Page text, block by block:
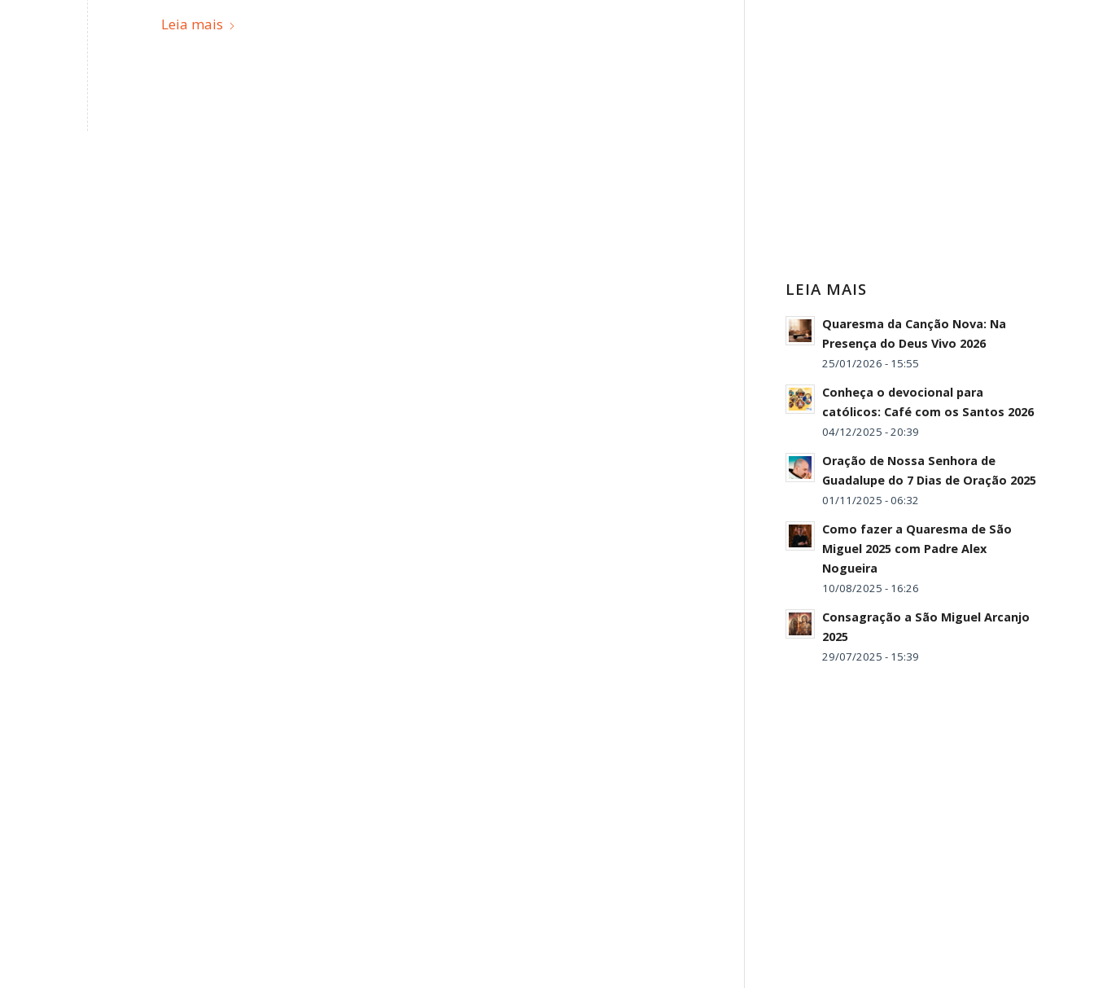
Leia mais
LEIA MAIS
Quaresma da Canção Nova: Na
Presença do Deus Vivo 2026
25/01/2026 - 15:55
Conheça o devocional para
católicos: Café com os Santos 2026
04/12/2025 - 20:39
Oração de Nossa Senhora de
Guadalupe do 7 Dias de Oração 2025
01/11/2025 - 06:32
Como fazer a Quaresma de São
Miguel 2025 com Padre Alex
Nogueira
10/08/2025 - 16:26
Consagração a São Miguel Arcanjo
2025
29/07/2025 - 15:39